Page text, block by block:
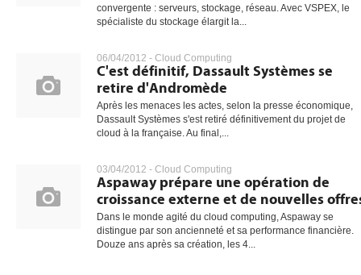
convergente : serveurs, stockage, réseau. Avec VSPEX, le
spécialiste du stockage élargit la...
06/04/2012 - Cloud Computing
C'est définitif, Dassault Systèmes se
retire d'Andromède
Après les menaces les actes, selon la presse économique,
Dassault Systèmes s'est retiré définitivement du projet de
cloud à la française. Au final,...
03/04/2012 - Cloud Computing
Aspaway prépare une opération de
croissance externe et de nouvelles
Dans le monde agité du cloud computing, Aspaway se
distingue par son ancienneté et sa performance financière.
Douze ans après sa création, les 4...